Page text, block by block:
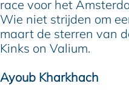
race voor het
Wie niet strijden om
maart de sterren van
Kinks on Valium.
Ayoub Kharkhach